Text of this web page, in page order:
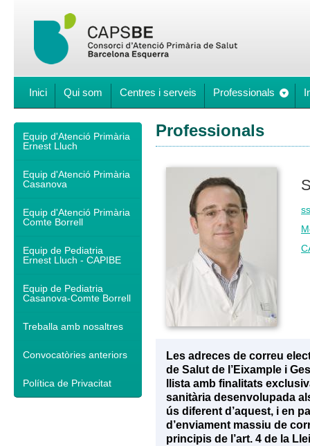
Inici Qui som Centres i serveis Professionals
Equip d'Atenció Primària
Ernest Lluch
Equip d'Atenció Primària
Casanova
Equip d'Atenció Primària
Comte Borrell
Equip de Pediatria
Ernest Lluch - CAPIBE
Equip de Pediatria
Casanova-Comte Borrell
Treballa amb nosaltres
Convocatòries anteriors
Política de Privacitat
Professionals
Les adreces de correu
de Salut de l’Eixample i
llista amb finalitats
sanitària desenvolupada
ús diferent d’aquest, i en
d’enviament massiu de
principis de l’art. 4 de la